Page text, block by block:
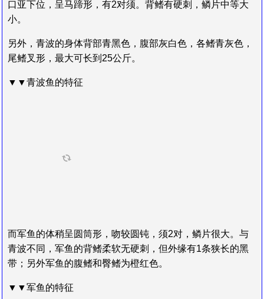
口亚下位，呈马蹄形，有2对须。背鳍有硬刺，鳞片中等大
小。
另外，青波的身体背部青黑色，腹部灰白色，各鳍青灰色，
尾鳍叉形，最大可长到25公斤。
▼▼青波鱼的特征
而军鱼的体稍呈圆筒形，吻较圆钝，须2对，鳞片很大。与
青波不同，军鱼的背鳍柔软无硬刺，但外缘有1条狭长的黑
带；另外军鱼的腹鳍和臀鳍为橙红色。
▼▼军鱼的特征